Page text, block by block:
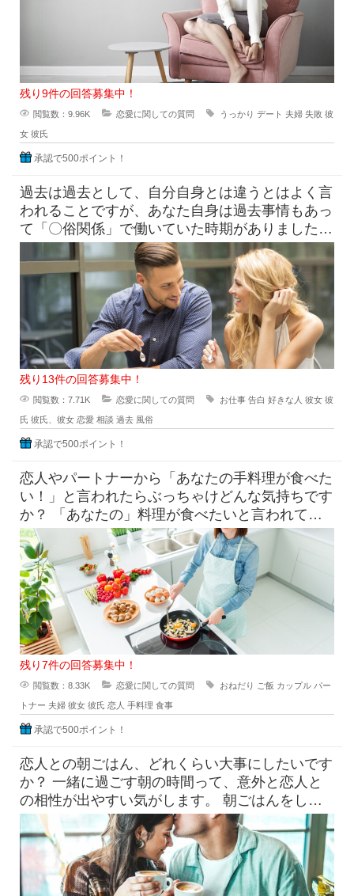
残り9件の回答募集中！
閲覧数：9.96K 恋愛に関しての質問 うっかり デート 夫婦 失敗 彼
女 彼氏
承認で500ポイント！
過去は過去として、自分自身とは違うとはよく言
われることですが、あなた自身は過去事情もあっ
て「〇俗関係」で働いていた時期がありました
が、それを経ていまの自分がある
残り13件の回答募集中！
閲覧数：7.71K 恋愛に関しての質問 お仕事 告白 好きな人 彼女 彼
氏 彼氏、彼女 恋愛 相談 過去 風俗
承認で500ポイント！
恋人やパートナーから「あなたの手料理が食べた
い！」と言われたらぶっちゃけどんな気持ちです
か？ 「あなたの」料理が食べたいと言われて素
直に嬉しいという気持ち
残り7件の回答募集中！
閲覧数：8.33K 恋愛に関しての質問 おねだり ご飯 カップル パー
トナー 夫婦 彼女 彼氏 恋人 手料理 食事
承認で500ポイント！
恋人との朝ごはん、どれくらい大事にしたいです
か？ 一緒に過ごす朝の時間って、意外と恋人と
の相性が出やすい気がします。 朝ごはんをしっ
かり食べたい派と、ギリギ